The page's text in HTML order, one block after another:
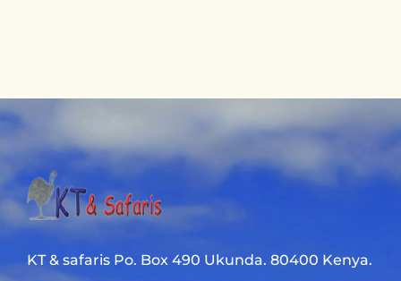
KT & safaris Po. Box 490 Ukunda. 80400 Kenya.